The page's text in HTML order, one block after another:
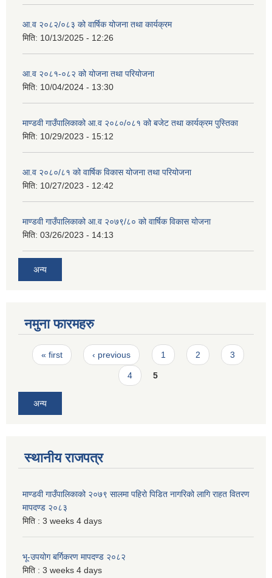
आ.व २०८२/०८३ को वार्षिक योजना तथा कार्यक्रम
मिति: 10/13/2025 - 12:26
आ.व २०८१-०८२ को योजना तथा परियोजना
मिति: 10/04/2024 - 13:30
माण्डवी गाउँपालिकाको आ.व २०८०/०८१ को बजेट तथा कार्यक्रम पुस्तिका
मिति: 10/29/2023 - 15:12
आ.व २०८०/८१ को वार्षिक विकास योजना तथा परियोजना
मिति: 10/27/2023 - 12:42
माण्डवी गाउँपालिकाको आ.व २०७९/८० को वार्षिक विकास योजना
मिति: 03/26/2023 - 14:13
अन्य
नमुना फारमहरु
Pages
« first ‹ previous 1 2 3
4 5
अन्य
स्थानीय राजपत्र
माण्डवी गाउँपालिकाको २०७९ सालमा पहिरो पिडित नागरिको लागि राहत वितरण
मापदण्ड २०८३
मिति : 3 weeks 4 days
भू-उपयोग बर्गिकरण मापदण्ड २०८२
मिति : 3 weeks 4 days